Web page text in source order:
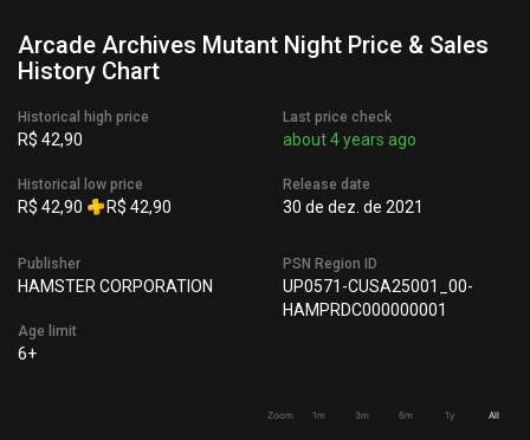
Arcade Archives Mutant Night Price & Sales
History Chart
Historical high price
R$ 42,90
Historical low price
R$ 42,90 R$ 42,90
Last price check
about 4 years ago
Release date
30 de dez. de 2021
Publisher
HAMSTER CORPORATION
Age limit
6+
PSN Region ID
UP0571-CUSA25001_00-
HAMPRDC000000001
Zoom 1m 3m 6m 1y All